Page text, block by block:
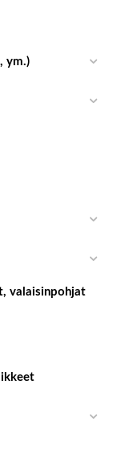
ym.)
valaisinpohjat